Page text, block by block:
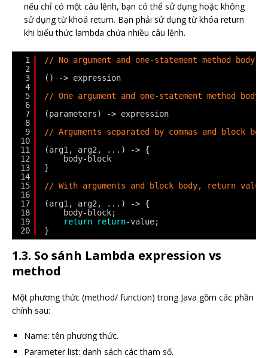
nếu chỉ có một câu lệnh, bạn có thể sử dụng hoặc không
sử dụng từ khoá return. Bạn phải sử dụng từ khóa return
khi biểu thức lambda chứa nhiều câu lệnh.
1
2
3
4
5
6
7
8
9
10
11
12
13
14
15
16
17
18
19
20
// No argument and one-statement method body
() -> expression
// One argument and one-statement method body
(parameters) -> expression
// Arguments separated by commas and block
(arg1, arg2, ...) -> {
body-block
}
// With arguments and block body, return value
(arg1, arg2, ...) -> {
body-block;
return
return-value;
}
1.3. So sánh Lambda expression vs
method
Một phương thức (method/ function) trong Java gồm các phần
chính sau:
Name: tên phương thức.
Parameter list: danh sách các tham số.